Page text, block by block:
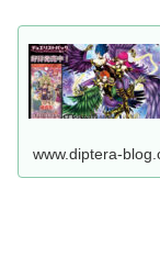
www.diptera-